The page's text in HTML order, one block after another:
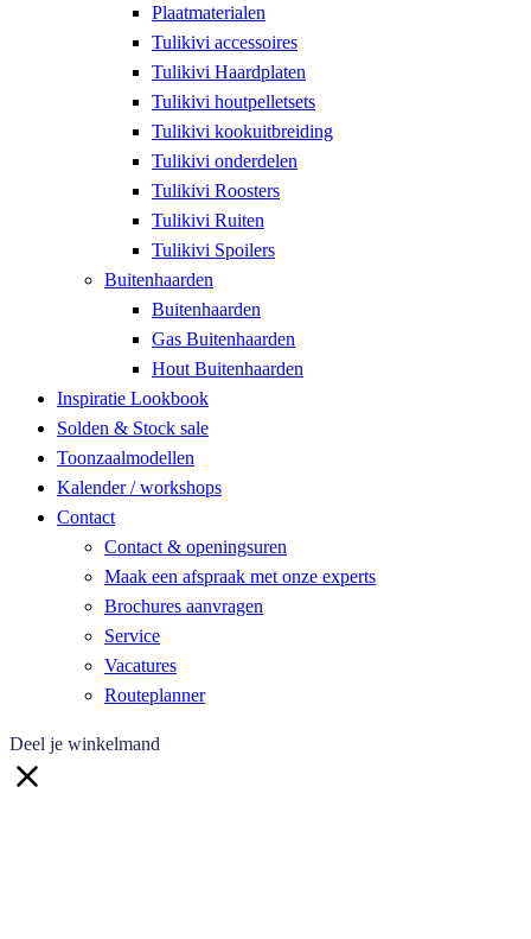
Plaatmaterialen
Tulikivi accessoires
Tulikivi Haardplaten
Tulikivi houtpelletsets
Tulikivi kookuitbreiding
Tulikivi onderdelen
Tulikivi Roosters
Tulikivi Ruiten
Tulikivi Spoilers
Buitenhaarden
Buitenhaarden
Gas Buitenhaarden
Hout Buitenhaarden
Inspiratie Lookbook
Solden & Stock sale
Toonzaalmodellen
Kalender / workshops
Contact
Contact & openingsuren
Maak een afspraak met onze experts
Brochures aanvragen
Service
Vacatures
Routeplanner
Deel je winkelmand